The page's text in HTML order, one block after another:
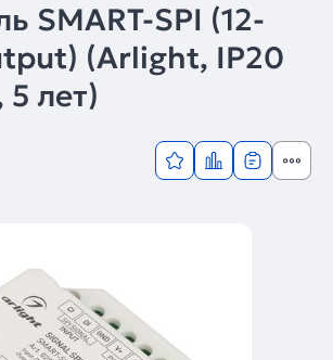
SMART-SPI (12-
(Arlight, IP20
5 лет)